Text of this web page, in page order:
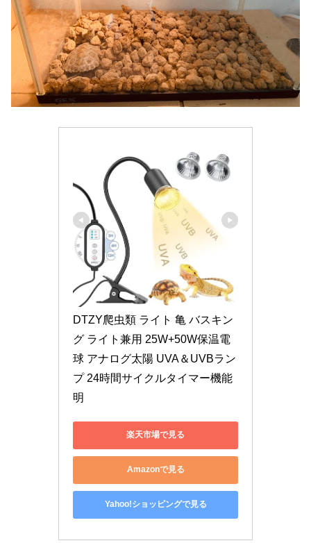
DTZY爬虫類 ライト 亀 バスキン
グ ライト兼用 25W+50W保温電
球 アナログ太陽 UVA＆UVBラン
プ 24時間サイクルタイマー機能
明
楽天市場で見る
Amazonで見る
Yahoo!ショッピングで見る